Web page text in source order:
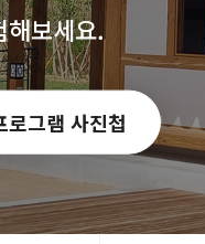
보세요.
로그램 사진첩